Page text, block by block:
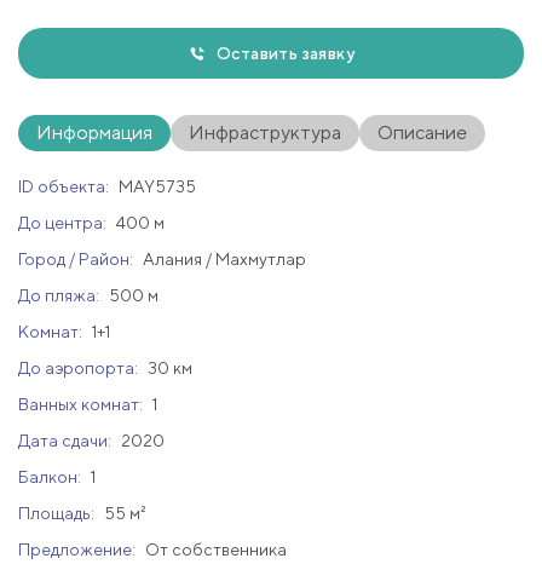
Оставить заявку
Информация Инфраструктура Описание
ID объекта:
MAY5735
До центра: 400 м
Город / Район:
Алания / Махмутлар
До пляжа:
500 м
Комнат: 1+1
До аэропорта:
30 км
Ванных комнат: 1
Дата сдачи:
2020
Балкон: 1
Площадь:
55 м²
Предложение:
От собственника